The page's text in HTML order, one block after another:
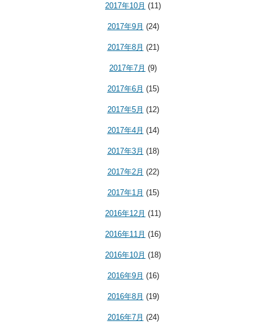
2017年10月 (11)
2017年9月 (24)
2017年8月 (21)
2017年7月 (9)
2017年6月 (15)
2017年5月 (12)
2017年4月 (14)
2017年3月 (18)
2017年2月 (22)
2017年1月 (15)
2016年12月 (11)
2016年11月 (16)
2016年10月 (18)
2016年9月 (16)
2016年8月 (19)
2016年7月 (24)